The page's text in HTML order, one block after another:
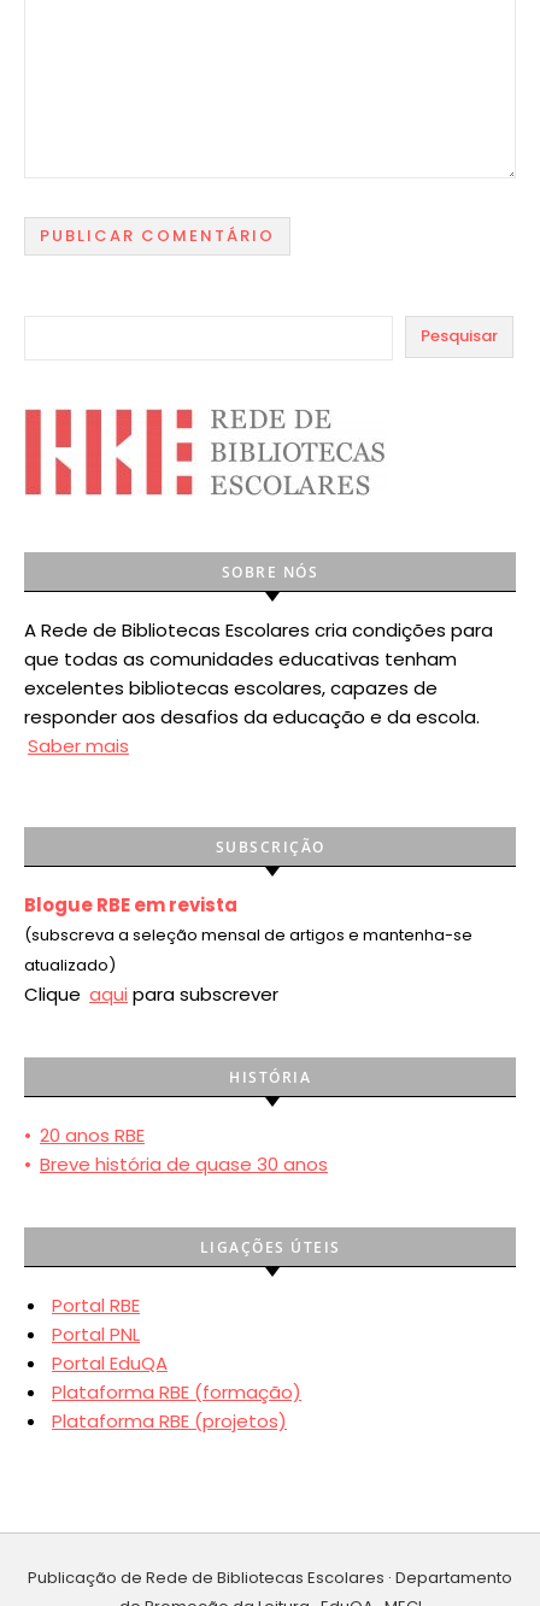
Pesquisar
SOBRE NÓS
A Rede de Bibliotecas Escolares cria condições para
que todas as comunidades educativas tenham
excelentes bibliotecas escolares, capazes de
responder aos desafios da educação e da escola.
Saber mais
SUBSCRIÇÃO
Blogue RBE em revista
(subscreva a seleção mensal de artigos e mantenha-se
atualizado)
Clique aqui para subscrever
HISTÓRIA
• 20 anos RBE
• Breve história de quase 30 anos
LIGAÇÕES ÚTEIS
Portal RBE
Portal PNL
Portal EduQA
Plataforma RBE (formação)
Plataforma RBE (projetos)
Publicação de Rede de Bibliotecas Escolares · Departamento